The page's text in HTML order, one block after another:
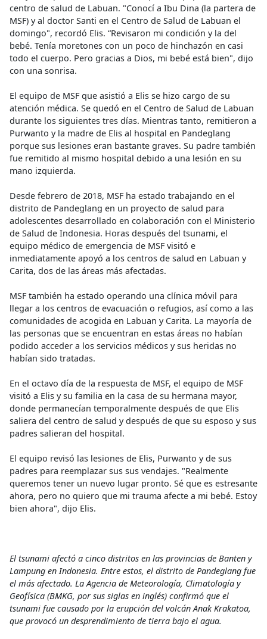
centro de salud de Labuan. "Conocí a Ibu Dina (la partera de
MSF) y al doctor Santi en el Centro de Salud de Labuan el
domingo", recordó Elis. “Revisaron mi condición y la del
bebé. Tenía moretones con un poco de hinchazón en casi
todo el cuerpo. Pero gracias a Dios, mi bebé está bien", dijo
con una sonrisa.
El equipo de MSF que asistió a Elis se hizo cargo de su
atención médica. Se quedó en el Centro de Salud de Labuan
durante los siguientes tres días. Mientras tanto, remitieron a
Purwanto y la madre de Elis al hospital en Pandeglang
porque sus lesiones eran bastante graves. Su padre también
fue remitido al mismo hospital debido a una lesión en su
mano izquierda.
Desde febrero de 2018, MSF ha estado trabajando en el
distrito de Pandeglang en un proyecto de salud para
adolescentes desarrollado en colaboración con el Ministerio
de Salud de Indonesia. Horas después del tsunami, el
equipo médico de emergencia de MSF visitó e
inmediatamente apoyó a los centros de salud en Labuan y
Carita, dos de las áreas más afectadas.
MSF también ha estado operando una clínica móvil para
llegar a los centros de evacuación o refugios, así como a las
comunidades de acogida en Labuan y Carita. La mayoría de
las personas que se encuentran en estas áreas no habían
podido acceder a los servicios médicos y sus heridas no
habían sido tratadas.
En el octavo día de la respuesta de MSF, el equipo de MSF
visitó a Elis y su familia en la casa de su hermana mayor,
donde permanecían temporalmente después de que Elis
saliera del centro de salud y después de que su esposo y sus
padres salieran del hospital.
El equipo revisó las lesiones de Elis, Purwanto y de sus
padres para reemplazar sus sus vendajes. "Realmente
queremos tener un nuevo lugar pronto. Sé que es estresante
ahora, pero no quiero que mi trauma afecte a mi bebé. Estoy
bien ahora", dijo Elis.
El tsunami afectó a cinco distritos en las provincias de Banten y
Lampung en Indonesia. Entre estos, el distrito de Pandeglang fue
el más afectado. La Agencia de Meteorología, Climatología y
Geofísica (BMKG, por sus siglas en inglés) confirmó que el
tsunami fue causado por la erupción del volcán Anak Krakatoa,
que provocó un desprendimiento de tierra bajo el agua.